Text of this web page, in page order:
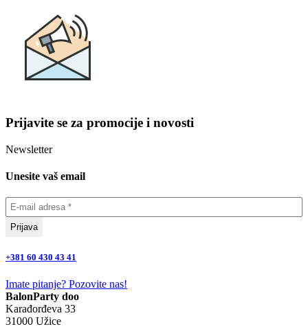
Prijavite se za promocije i novosti
Newsletter
Unesite vaš email
+381 60 430 43 41
Imate pitanje? Pozovite nas!
BalonParty doo
Karađorđeva 33
31000 Užice